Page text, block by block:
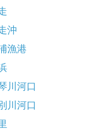
沖
漁港
川河口
川河口